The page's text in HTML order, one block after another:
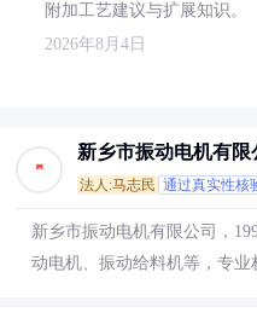
附加工艺建议与扩展知识。
2026年8月4日
新乡市振动电机有限
法人:马志民 通过真实性核
新乡市振动电机有限公司，
动电机、振动给料机等，专业